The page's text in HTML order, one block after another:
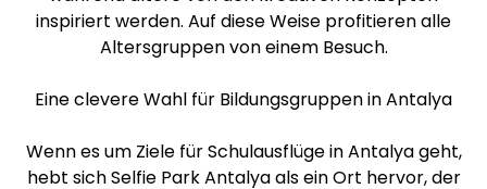
inspiriert werden. Auf diese Weise profitieren alle
Altersgruppen von einem Besuch.
Eine clevere Wahl für Bildungsgruppen in Antalya
Wenn es um Ziele für Schulausflüge in Antalya geht,
hebt sich Selfie Park Antalya als ein Ort hervor, der